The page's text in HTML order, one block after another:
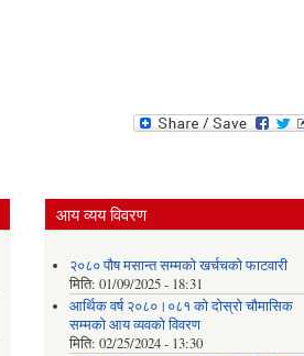
आय व्यय विवरण
२०८० पौष मसान्त सम्मको खर्चचको फाटवारी
मिति:01/09/2025 - 18:31
आर्थिक वर्ष २०८०।०८१ को दोस्रो चौमासिक
सम्मको आय व्यवको विवरण
मिति:02/25/2024 - 13:30